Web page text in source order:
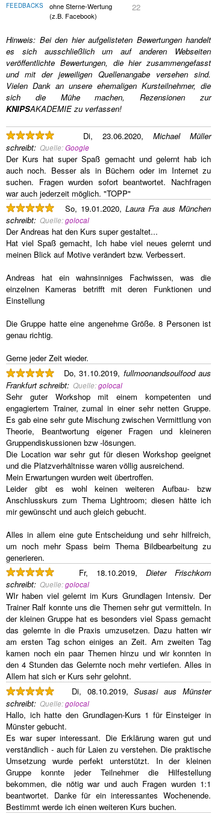
FEEDBACKS
ohne Sterne-Wertung
(z.B. Facebook)
22
Hinweis: Bei den hier aufgelisteten Bewertungen handelt
es sich ausschließlich um auf anderen Webseiten
veröffentlichte Bewertungen, die hier zusammengefasst
und mit der jeweiligen Quellenangabe versehen sind.
Vielen Dank an unsere ehemaligen Kursteilnehmer, die
sich die Mühe machen, Rezensionen zur
KNIPSAKADEMIE zu verfassen!
Di, 23.06.2020, Michael Müller
schreibt: Quelle:Google
Der Kurs hat super Spaß gemacht und gelernt hab ich
auch noch. Besser als in Büchern oder im Internet zu
suchen. Fragen wurden sofort beantwortet. Nachfragen
war auch jederzeit möglich. "TOPP"
So, 19.01.2020, Laura Fra aus München
schreibt: Quelle:golocal
Der Andreas hat den Kurs super gestaltet...
Hat viel Spaß gemacht, Ich habe viel neues gelernt und
meinen Blick auf Motive verändert bzw. Verbessert.
Andreas hat ein wahnsinniges Fachwissen, was die
einzelnen Kameras betrifft mit deren Funktionen und
Einstellung
Die Gruppe hatte eine angenehme Größe. 8 Personen ist
genau richtig.
Gerne jeder Zeit wieder.
Do, 31.10.2019, fullmoonandsoulfood aus
Frankfurt schreibt: Quelle:golocal
Sehr guter Workshop mit einem kompetenten und
engagiertem Trainer, zumal in einer sehr netten Gruppe.
Es gab eine sehr gute Mischung zwischen Vermittlung von
Theorie, Beantwortung eigener Fragen und kleineren
Gruppendiskussionen bzw -lösungen.
Die Location war sehr gut für diesen Workshop geeignet
und die Platzverhältnisse waren völlig ausreichend.
Mein Erwartungen wurden weit übertroffen.
Leider gibt es wohl keinen weiteren Aufbau- bzw
Anschlusskurs zum Thema Lightroom; diesen hätte ich
mir gewünscht und auch gleich gebucht.
Alles in allem eine gute Entscheidung und sehr hilfreich,
um noch mehr Spass beim Thema Bildbearbeitung zu
generieren.
Fr, 18.10.2019,Dieter Frischkorn
schreibt: Quelle:golocal
WIr haben viel gelernt im Kurs Grundlagen Intensiv. Der
Trainer Ralf konnte uns die Themen sehr gut vermitteln. In
der kleinen Gruppe hat es besonders viel Spass gemacht
das gelernte in die Praxis umzusetzen. Dazu hatten wir
am ersten Tag schon einiges an Zeit. Am zweiten Tag
kamen noch ein paar Themen hinzu und wir konnten in
den 4 Stunden das Gelernte noch mehr vertiefen. Alles in
Allem hat sich er Kurs sehr gelohnt.
Di, 08.10.2019,Susasi aus Münster
schreibt: Quelle:golocal
Hallo, ich hatte den Grundlagen-Kurs 1 für Einsteiger in
Münster gebucht.
Es war super interessant. Die Erklärung waren gut und
verständlich - auch für Laien zu verstehen. Die praktische
Umsetzung wurde perfekt unterstützt. In der kleinen
Gruppe konnte jeder Teilnehmer die Hilfestellung
bekommen, die nötig war und auch Fragen wurden 1:1
beantwortet. Danke für ein interessantes Wochenende.
Bestimmt werde ich einen weiteren Kurs buchen.